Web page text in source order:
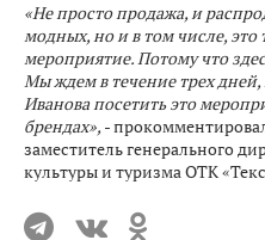
«Не просто продажа, и
модных, но и в том числе, это
мероприятие. Потому что
Мы ждем в течение трех
Иванова посетить это
брендах», -
заместитель генерального
культуры и туризма ОТК